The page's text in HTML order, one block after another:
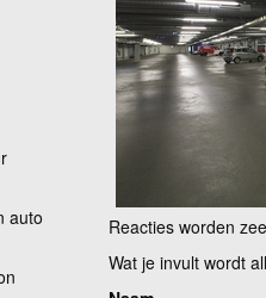
Reacties worden
Wat je invult wordt
auto